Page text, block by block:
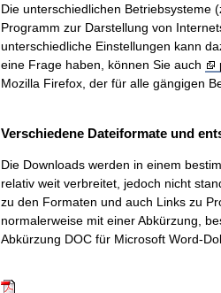
Die unterschiedlichen Betriebsysteme
Programm zur Darstellung von
unterschiedliche Einstellungen kann
eine Frage haben, können Sie auch
Mozilla Firefox, der für alle gängigen
Verschiedene Dateiformate und
Die Downloads werden in einem
relativ weit verbreitet, jedoch nicht
zu den Formaten und auch Links zu
normalerweise mit einer Abkürzung,
Abkürzung DOC für Microsoft Word-